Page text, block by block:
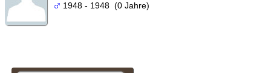
1948 - 1948 (0 Jahre)